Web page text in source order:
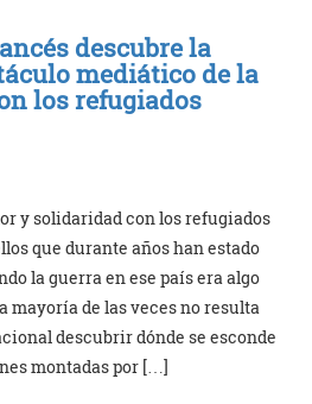
descubre la
mediático de la
los refugiados
y solidaridad con los refugiados
que durante años han estado
la guerra en ese país era algo
mayoría de las veces no resulta
descubrir dónde se esconde
montadas por […]